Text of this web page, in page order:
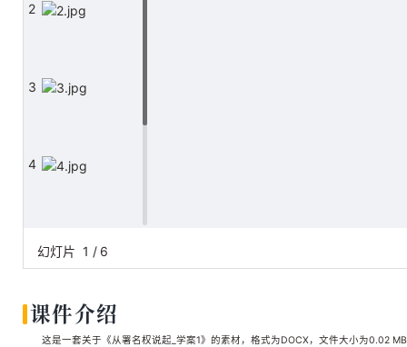
2
3
4
6
幻灯片 1 / 6
课件介绍
这是一套关于《从署名权说起_学案1》的素材，格式为DOCX，文件大小为0.02